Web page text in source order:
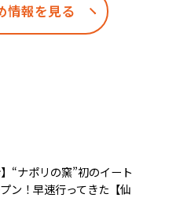
情報を見る
“ナポリの窯”初のイート
ン！早速行ってきた【仙